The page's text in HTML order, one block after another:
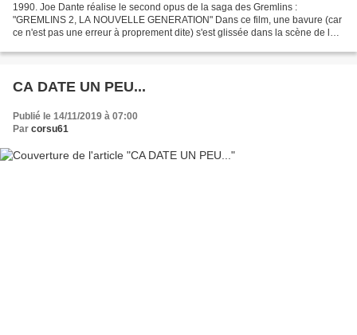
1990. Joe Dante réalise le second opus de la saga des Gremlins :
"GREMLINS 2, LA NOUVELLE GENERATION" Dans ce film, une bavure (car
ce n'est pas une erreur à proprement dite) s'est glissée dans la scène de la
CA DATE UN PEU...
Publié le 14/11/2019 à 07:00
Par corsu61